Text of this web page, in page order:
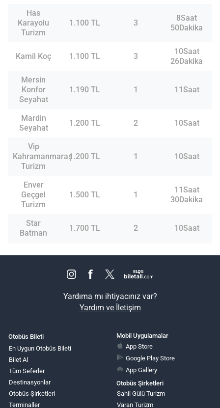
Has
Karayolu
Turizm
1.100 TL 3
8Saat
50Dakika
Kamil Koç 1.100 TL 3
10Saat
26Dakika
Mersin
Konfor
Seyahat
1.190 TL 1 11Saat
Mardin
Seyahat
1.200 TL 2 10Saat
Vip
Kahramanmaraş
Turizm
1.200 TL 1 10Saat
Enver
Geçgel
Turizm
1.500 TL 1
11Saat
30Dakika
Star
Batman
1.700 TL 2 10Saat
Yardıma mı ihtiyacınız var?
Yardım ve İletişim
Otobüs Bileti
En Uygun Otobüs Bileti
Bilet Al
Tüm Seferler
Destinasyonlar
Otobüs Şirketleri
Terminaller
Mobil Uygulamalar
App Store
Google Play Store
App Gallery
Otobüs Şirketleri
Sahil Gülü Turizm
Varan Turizm